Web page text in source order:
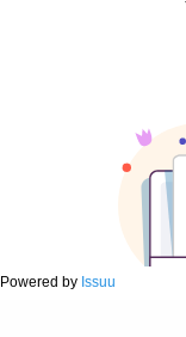
Powered by Issuu